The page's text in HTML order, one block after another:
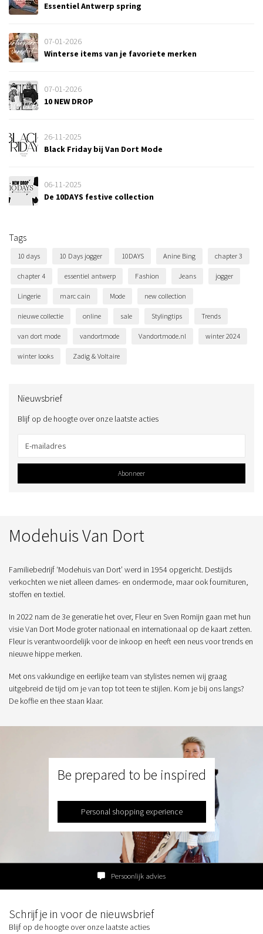
Essentiel Antwerp spring
07-01-2026
Winterse items van je favoriete merken
07-01-2026
10 NEW DROP
26-11-2025
Black Friday bij Van Dort Mode
06-11-2025
De 10DAYS festive collection
Tags
10 days 10 Days jogger 10DAYS Anine Bing chapter 3
chapter 4 essentiel antwerp Fashion Jeans jogger
Lingerie marc cain Mode new collection
nieuwe collectie online sale Stylingtips Trends
van dort mode vandortmode Vandortmode.nl winter 2024
winter looks Zadig & Voltaire
Nieuwsbrief
Blijf op de hoogte over onze laatste acties
Abonneer
Modehuis Van Dort
Familiebedrijf ‘Modehuis van Dort’ werd in 1954 opgericht. Destijds
verkochten we niet alleen dames- en ondermode, maar ook fournituren,
stoffen en textiel.
In 2022 nam de 3e generatie het over, Fleur en Sven Romijn gaan met hun
visie Van Dort Mode groter nationaal en internationaal op de kaart zetten.
Fleur is verantwoordelijk voor de inkoop en heeft een neus voor trends en
nieuwe hippe merken.
Met ons vakkundige en eerlijke team van stylistes nemen wij graag
uitgebreid de tijd om je van top tot teen te stijlen. Kom je bij ons langs?
De koffie en thee staan klaar.
Be prepared to be inspired
Personal shopping experience
Persoonlijk advies
Schrijf je in voor de nieuwsbrief
Blijf op de hoogte over onze laatste acties